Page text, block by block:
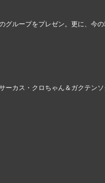
ループをプレゼン。更に、今
カス・クロちゃん＆ガクテン